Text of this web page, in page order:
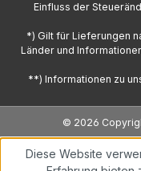
Einfluss der
*) Gilt für Lieferungen
Länder und
**) Informationen zu
© 2026
Diese Website